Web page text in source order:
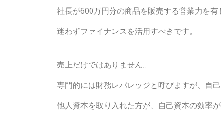
社長が600万円分の商品を販売する営業力を有
迷わずファイナンスを活用すべきです。
売上だけではありません。
専門的には財務レバレッジと呼びますが、自
他人資本を取り入れた方が、自己資本の効率